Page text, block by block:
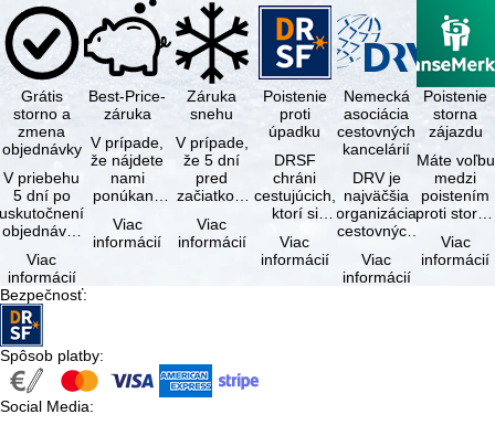
Grátis
storno a
zmena
objednávky
V priebehu
5 dní po
uskutočnení
objednávky
tejto
objednávky
bezplatne
…
Viac
informácií
Best-Price-
záruka
V prípade,
že nájdete
nami
ponúkaný
rovnakými
službami
Viac
informácií
Záruka
snehu
V prípade,
že 5 dní
pred
začiatkom
(deň
príjazdu)
Viac
informácií
Poistenie
proti
úpadku
DRSF
chráni
cestujúcich,
ktorí si
zájazd
alebo
Viac
informácií
Nemecká
asociácia
cestovných
kancelárií
DRV je
najväčšia
organizácia
cestovných
organizátorov
zájazdov v …
Viac
informácií
Poistenie
storna
zájazdu
Máte voľbu
medzi
poistením
proti stornu
cestovným
Viac
informácií
Bezpečnosť:
Spôsob platby:
Social Media: